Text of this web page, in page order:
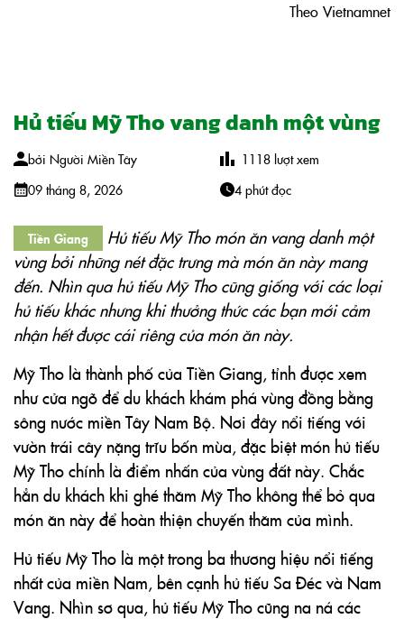
Theo Vietnamnet
Hủ tiếu Mỹ Tho vang danh một vùng
bởi Người Miền Tây
09 tháng 8, 2026
1118 lượt xem
4 phút đọc
Tiền Giang
Hủ tiếu Mỹ Tho món ăn vang danh một
vùng bởi những nét đặc trưng mà món ăn này mang
đến. Nhìn qua hủ tiếu Mỹ Tho cũng giống với các loại
hủ tiếu khác nhưng khi thưởng thức các bạn mới cảm
nhận hết được cái riêng của món ăn này.
Mỹ Tho là thành phố của Tiền Giang, tỉnh được xem
như cửa ngõ để du khách khám phá vùng đồng bằng
sông nước miền Tây Nam Bộ. Nơi đây nổi tiếng với
vườn trái cây nặng trĩu bốn mùa, đặc biệt món hủ tiếu
Mỹ Tho chính là điểm nhấn của vùng đất này. Chắc
hẳn du khách khi ghé thăm Mỹ Tho không thể bỏ qua
món ăn này để hoàn thiện chuyến thăm của mình.
Hủ tiếu Mỹ Tho là một trong ba thương hiệu nổi tiếng
nhất của miền Nam, bên cạnh hủ tiếu Sa Đéc và Nam
Vang. Nhìn sơ qua, hủ tiếu Mỹ Tho cũng na ná các